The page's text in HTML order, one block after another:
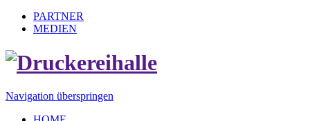
PARTNER
MEDIEN
Navigation überspringen